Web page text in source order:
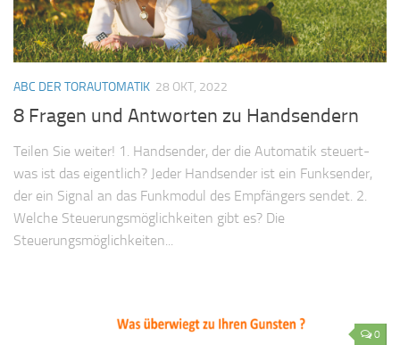
ABC DER TORAUTOMATIK 28 OKT, 2022
8 Fragen und Antworten zu Handsendern
Teilen Sie weiter! 1. Handsender, der die Automatik steuert-
was ist das eigentlich? Jeder Handsender ist ein Funksender,
der ein Signal an das Funkmodul des Empfängers sendet. 2.
Welche Steuerungsmöglichkeiten gibt es? Die
Steuerungsmöglichkeiten...
0